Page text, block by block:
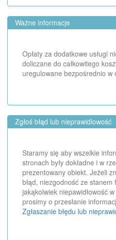
Ważne informacje
Opłaty za dodatkowe usługi
doliczane do całkowitego
uregulowane bezpośrednio w
Zgłoś błąd lub nieprawidlowość
Staramy się aby wszelkie
stronach były dokładne i w
prezentowany obiekt. Jeżeli
błąd, niezgodność ze stanem
jakąkolwiek niepawidłowość
prosimy o przesłanie
Zgłaszanie błędu lub